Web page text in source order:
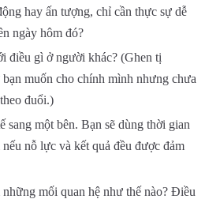
hay ấn tượng, chỉ cần thực sự dễ
ngày hôm đó?
điều gì ở người khác? (Ghen tị
muốn cho chính mình nhưng chưa
đuổi.)
sang một bên. Bạn sẽ dùng thời gian
nỗ lực và kết quả đều được đảm
mối quan hệ như thế nào? Điều